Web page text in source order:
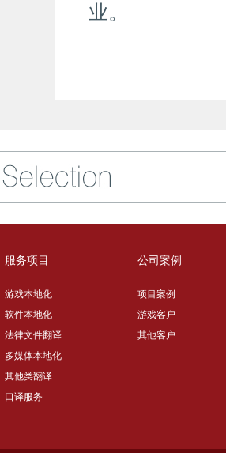
业。
服务项目
游戏本地化
软件本地化
法律文件翻译
多媒体本地化
其他类翻译
口译服务
公司案例
项目案例
游戏客户
其他客户